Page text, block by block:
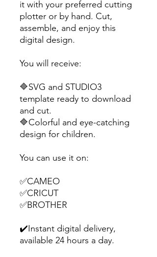
it with your preferred cutting
plotter or by hand. Cut,
assemble, and enjoy this
digital design.
You will receive:
🔷SVG and STUDIO3
template ready to download
and cut.
🔷Colorful and eye-catching
design for children.
You can use it on:
✅CAMEO
✅CRICUT
✅BROTHER
✔️Instant digital delivery,
available 24 hours a day.